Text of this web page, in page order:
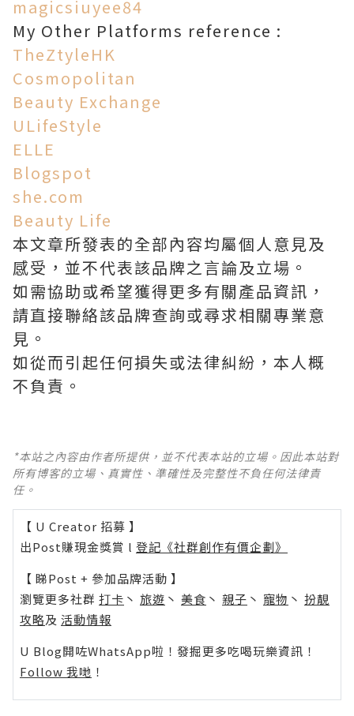
magicsiuyee84
My Other Platforms reference :
TheZtyleHK
Cosmopolitan
Beauty Exchange
ULifeStyle
ELLE
Blogspot
she.com
Beauty Life
本文章所發表的全部內容均屬個人意見及
感受，並不代表該品牌之言論及立場。
如需協助或希望獲得更多有關產品資訊，
請直接聯絡該品牌查詢或尋求相關專業意
見。
如從而引起任何損失或法律糾紛，本人概
不負責。
*本站之內容由作者所提供，並不代表本站的立場。因此本站對
所有博客的立場、真實性、準確性及完整性不負任何法律責
任。
【 U Creator 招募 】
出Post賺現金獎賞 l 登記《社群創作有價企劃》
【 睇Post + 參加品牌活動 】
瀏覽更多社群 打卡 丶 旅遊 丶 美食 丶 親子 丶 寵物 丶 扮靚
攻略及 活動情報
U Blog開咗WhatsApp啦！發掘更多吃喝玩樂資訊！
Follow 我哋 ！